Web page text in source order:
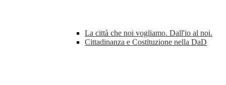
La città che noi vogliamo. Dall'io al noi.
Cittadinanza e Costituzione nella DaD